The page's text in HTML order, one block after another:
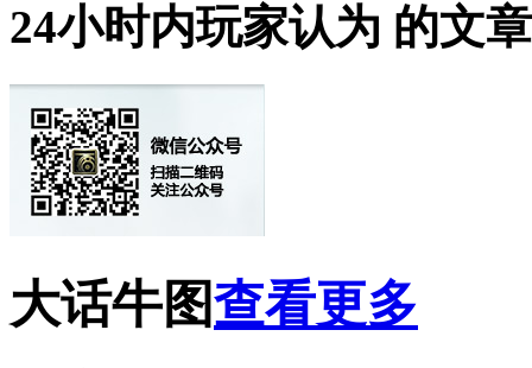
24小时内玩家认为 的文
大话牛图查看更多